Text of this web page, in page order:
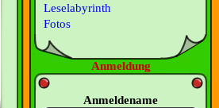
Leselabyrinth
Fotos
Anmeldung
Anmeldename